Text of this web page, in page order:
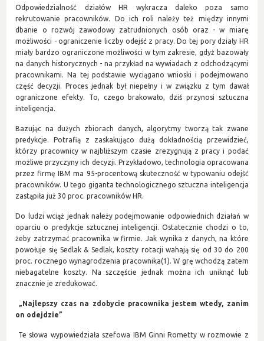
Odpowiedzialność działów HR wykracza daleko poza samo
rekrutowanie pracowników. Do ich roli należy też między innymi
dbanie o rozwój zawodowy zatrudnionych osób oraz - w miarę
możliwości - ograniczenie liczby odejść z pracy. Do tej pory działy HR
miały bardzo ograniczone możliwości w tym zakresie, gdyż bazowały
na danych historycznych - na przykład na wywiadach z odchodzącymi
pracownikami. Na tej podstawie wyciągano wnioski i podejmowano
część decyzji. Proces jednak był niepełny i w związku z tym dawał
ograniczone efekty. To, czego brakowało, dziś przynosi sztuczna
inteligencja.
Bazując na dużych zbiorach danych, algorytmy tworzą tak zwane
predykcje. Potrafią z zaskakująco dużą dokładnością przewidzieć,
którzy pracownicy w najbliższym czasie zrezygnują z pracy i podać
możliwe przyczyny ich decyzji. Przykładowo, technologia opracowana
przez firmę IBM ma 95-procentową skuteczność w typowaniu odejść
pracowników. U tego giganta technologicznego sztuczna inteligencja
zastąpiła już 30 proc. pracowników HR.
Do ludzi wciąż jednak należy podejmowanie odpowiednich działań w
oparciu o predykcje sztucznej inteligencji. Ostatecznie chodzi o to,
żeby zatrzymać pracownika w firmie. Jak wynika z danych, na które
powołuje się Sedlak & Sedlak, koszty rotacji wahają się od 30 do 200
proc. rocznego wynagrodzenia pracownika(1). W grę wchodzą zatem
niebagatelne koszty. Na szczęście jednak można ich uniknąć lub
znacznie je zredukować.
„Najlepszy czas na zdobycie pracownika jestem wtedy, zanim
on odejdzie”
Te słowa wypowiedziała szefowa IBM Ginni Rometty w rozmowie z